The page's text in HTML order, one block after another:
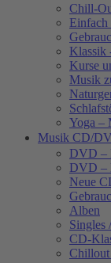
Chill-
Einfach
Klassik
Kurse
Musik
Yoga –
Musik CD/
DVD –
DVD –
Neue
Alben
Singles
CD-